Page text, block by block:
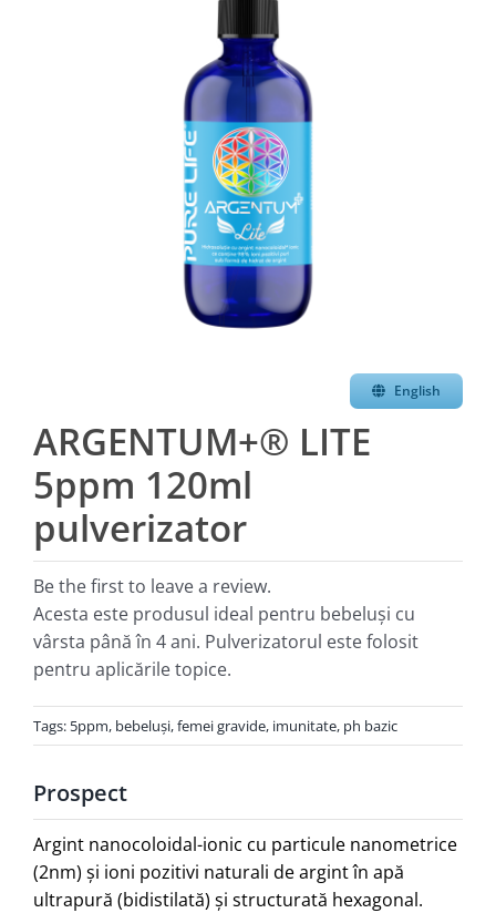
English
ARGENTUM+® LITE
5ppm 120ml
pulverizator
Be the first to leave a review.
Acesta este produsul ideal pentru bebeluşi cu
vârsta până în 4 ani. Pulverizatorul este folosit
pentru aplicările topice.
Tags: 5ppm, bebeluşi,femei gravide, imunitate, ph bazic
Prospect
Argint nanocoloidal-ionic cu particule nanometrice
(2nm) şi ioni pozitivi naturali de argint în apă
ultrapură (bidistilată) şi structurată hexagonal.